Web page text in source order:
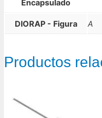
Encapsulado
DIORAP - Figura A
Productos